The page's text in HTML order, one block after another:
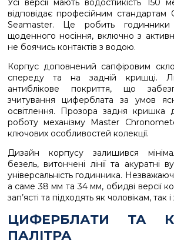
Усі версії мають водостійкість 150
відповідає професійним стандартам
Seamaster. Це робить
щоденного носіння, включно з
не боячись контактів з водою.
Корпус доповнений сапфіровим
спереду та на задній кришці.
антиблікове покриття, що
зчитування циферблата за умов
освітлення. Прозора задня кришка
роботу механізму Master
ключових особливостей колекції.
Дизайн корпусу залишився
безель, витончені лінії та акуратні
універсальність годинника.
а саме 38 мм та 34 мм, обидві версії
зап’ясті та підходять як чоловікам, так
ЦИФЕРБЛАТИ ТА
ПАЛІТРА